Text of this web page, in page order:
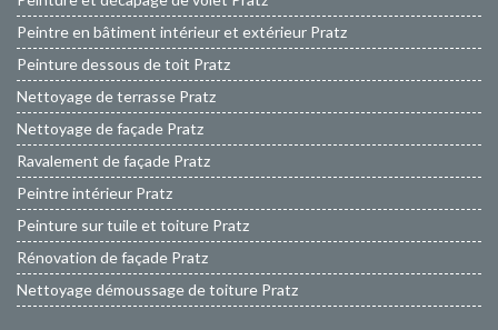
Peintre en bâtiment intérieur et extérieur Pratz
Peinture dessous de toit Pratz
Nettoyage de terrasse Pratz
Nettoyage de façade Pratz
Ravalement de façade Pratz
Peintre intérieur Pratz
Peinture sur tuile et toiture Pratz
Rénovation de façade Pratz
Nettoyage démoussage de toiture Pratz